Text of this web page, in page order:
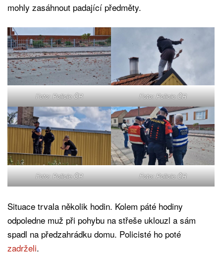
mohly zasáhnout padající předměty.
Foto: Policie ČR Foto: Policie ČR
Foto: Policie ČR Foto: Policie ČR
Situace trvala několik hodin. Kolem páté hodiny
odpoledne muž při pohybu na střeše uklouzl a sám
spadl na předzahrádku domu. Policisté ho poté
zadrželi.